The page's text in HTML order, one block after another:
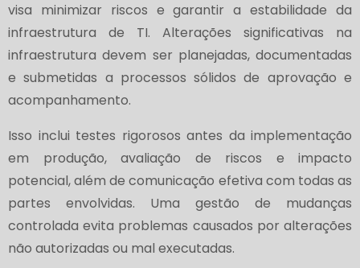
visa minimizar riscos e garantir a estabilidade da
infraestrutura de TI. Alterações significativas na
infraestrutura devem ser planejadas, documentadas
e submetidas a processos sólidos de aprovação e
acompanhamento.
Isso inclui testes rigorosos antes da implementação
em produção, avaliação de riscos e impacto
potencial, além de comunicação efetiva com todas as
partes envolvidas. Uma gestão de mudanças
controlada evita problemas causados por alterações
não autorizadas ou mal executadas.